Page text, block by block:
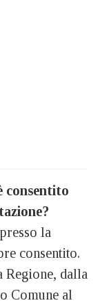
consentito
la
consentito.
dalla
Comune al